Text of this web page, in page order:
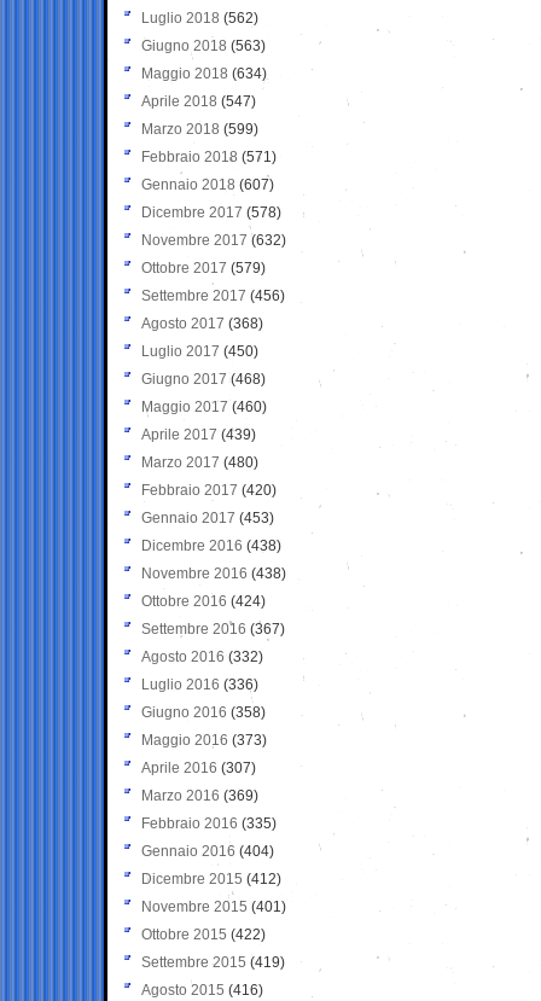
Luglio 2018 (562)
Giugno 2018 (563)
Maggio 2018 (634)
Aprile 2018 (547)
Marzo 2018 (599)
Febbraio 2018 (571)
Gennaio 2018 (607)
Dicembre 2017 (578)
Novembre 2017 (632)
Ottobre 2017 (579)
Settembre 2017 (456)
Agosto 2017 (368)
Luglio 2017 (450)
Giugno 2017 (468)
Maggio 2017 (460)
Aprile 2017 (439)
Marzo 2017 (480)
Febbraio 2017 (420)
Gennaio 2017 (453)
Dicembre 2016 (438)
Novembre 2016 (438)
Ottobre 2016 (424)
Settembre 2016 (367)
Agosto 2016 (332)
Luglio 2016 (336)
Giugno 2016 (358)
Maggio 2016 (373)
Aprile 2016 (307)
Marzo 2016 (369)
Febbraio 2016 (335)
Gennaio 2016 (404)
Dicembre 2015 (412)
Novembre 2015 (401)
Ottobre 2015 (422)
Settembre 2015 (419)
Agosto 2015 (416)